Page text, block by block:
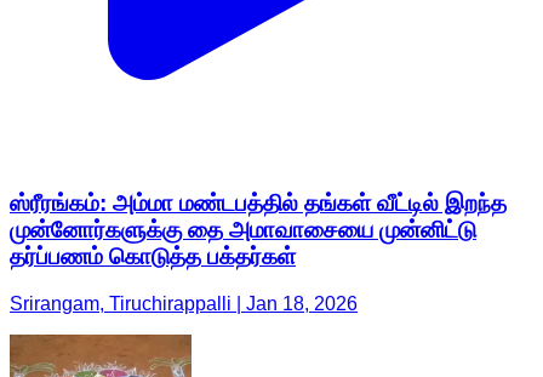
ஸ்ரீரங்கம்: அம்மா மண்டபத்தில் தங்கள் வீட்டில் இறந்த
முன்னோர்களுக்கு தை அமாவாசையை முன்னிட்டு
தர்ப்பணம் கொடுத்த பக்தர்கள்
Srirangam, Tiruchirappalli | Jan 18, 2026